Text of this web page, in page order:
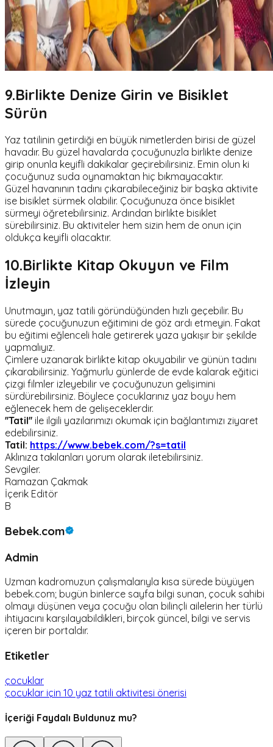
9.Birlikte Denize Girin ve Bisiklet
Sürün
Yaz tatilinin getirdiği en büyük nimetlerden birisi de güzel
havadır. Bu güzel havalarda çocuğunuzla birlikte denize
girip onunla keyifli dakikalar geçirebilirsiniz. Emin olun ki
çocuğunuz suda oynamaktan hiç bıkmayacaktır.
Güzel havanının tadını çıkarabileceğiniz bir başka aktivite
ise bisiklet sürmek olabilir. Çocuğunuza önce bisiklet
sürmeyi öğretebilirsiniz. Ardından birlikte bisiklet
sürebilirsiniz. Bu aktiviteler hem sizin hem de onun için
oldukça keyifli olacaktır.
10.Birlikte Kitap Okuyun ve Film
İzleyin
Unutmayın, yaz tatili göründüğünden hızlı geçebilir. Bu
sürede çocuğunuzun eğitimini de göz ardı etmeyin. Fakat
bu eğitimi eğlenceli hale getirerek yaza yakışır bir şekilde
yapmalıyız.
Çimlere uzanarak birlikte kitap okuyabilir ve günün tadını
çıkarabilirsiniz. Yağmurlu günlerde de evde kalarak eğitici
çizgi filmler izleyebilir ve çocuğunuzun gelişimini
sürdürebilirsiniz. Böylece çocuklarınız yaz boyu hem
eğlenecek hem de gelişeceklerdir.
''Tatil'' ile ilgili yazılarımızı okumak için bağlantımızı ziyaret
edebilirsiniz.
Tatil: https://www.bebek.com/?s=tatil
Aklınıza takılanları yorum olarak iletebilirsiniz.
Sevgiler.
Ramazan Çakmak
İçerik Editör
B
Bebek.com
Admin
Uzman kadromuzun çalışmalarıyla kısa sürede büyüyen
bebek.com; bugün binlerce sayfa bilgi sunan, çocuk sahibi
olmayı düşünen veya çocuğu olan bilinçli ailelerin her türlü
ihtiyacını karşılayabildikleri, birçok güncel, bilgi ve servis
içeren bir portaldır.
Etiketler
çocuklar
çocuklar için 10 yaz tatili aktivitesi önerisi
İçeriği Faydalı Buldunuz mu?